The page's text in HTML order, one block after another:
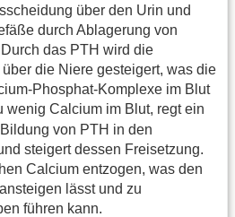
über den Urin und
durch Ablagerung von
das PTH wird die
die Niere gesteigert, was die
Phosphat-Komplexe im Blut
wenig Calcium im Blut, regt ein
von PTH in den
steigert dessen Freisetzung.
Calcium entzogen, was den
lässt und zu
führen kann.